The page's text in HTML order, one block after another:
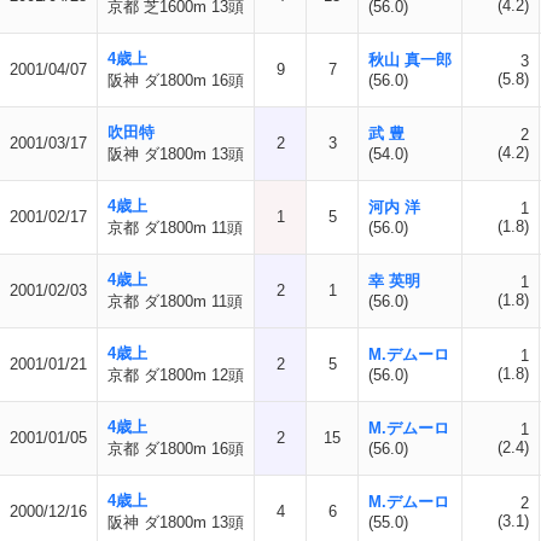
京都 芝1600m 13頭 (56.0) (4.2)
2001/04/07
4歳上
阪神 ダ1800m 16頭
9 7
秋山 真一郎
(56.0)
3
(5.8)
2001/03/17
吹田特
阪神 ダ1800m 13頭
2 3
武 豊
(54.0)
2
(4.2)
2001/02/17
4歳上
京都 ダ1800m 11頭
1 5
河内 洋
(56.0)
1
(1.8)
2001/02/03
4歳上
京都 ダ1800m 11頭
2 1
幸 英明
(56.0)
1
(1.8)
2001/01/21
4歳上
京都 ダ1800m 12頭
2 5
M.デムーロ
(56.0)
1
(1.8)
2001/01/05
4歳上
京都 ダ1800m 16頭
2 15
M.デムーロ
(56.0)
1
(2.4)
2000/12/16
4歳上
阪神 ダ1800m 13頭
4 6
M.デムーロ
(55.0)
2
(3.1)